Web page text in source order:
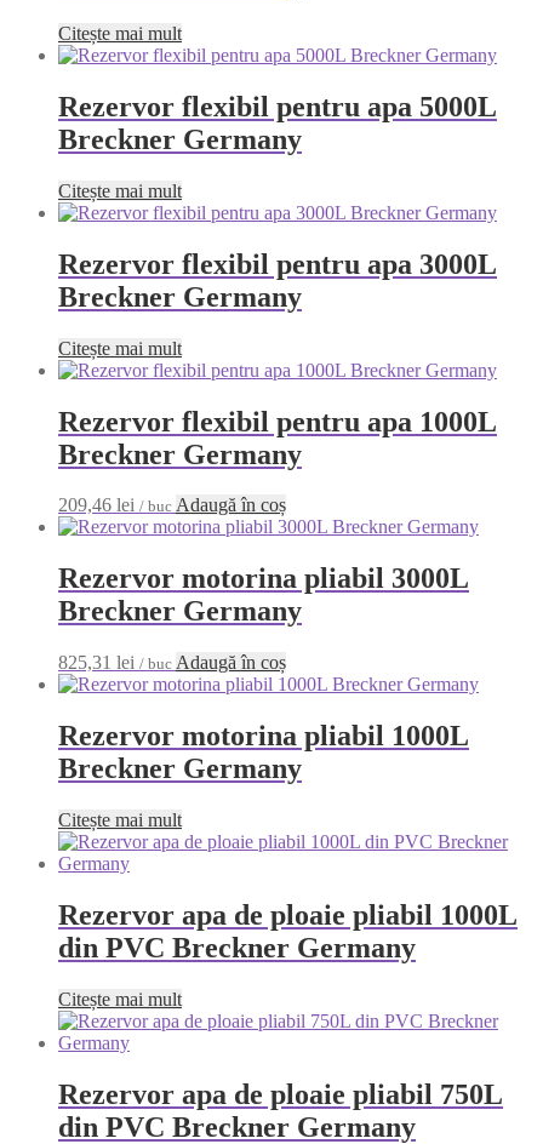
Citește mai mult
Rezervor flexibil pentru apa 5000L
Breckner Germany
Citește mai mult
Rezervor flexibil pentru apa 3000L
Breckner Germany
Citește mai mult
Rezervor flexibil pentru apa 1000L
Breckner Germany
209,46 lei / buc Adaugă în coș
Rezervor motorina pliabil 3000L
Breckner Germany
825,31 lei / buc Adaugă în coș
Rezervor motorina pliabil 1000L
Breckner Germany
Citește mai mult
Rezervor apa de ploaie pliabil 1000L
din PVC Breckner Germany
Citește mai mult
Rezervor apa de ploaie pliabil 750L
din PVC Breckner Germany